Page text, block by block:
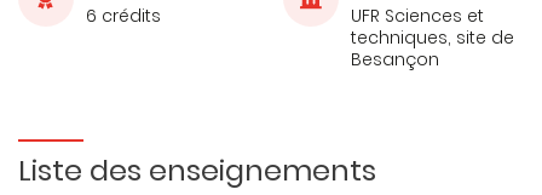
6 crédits
UFR Sciences et
techniques, site de
Besançon
Liste des enseignements